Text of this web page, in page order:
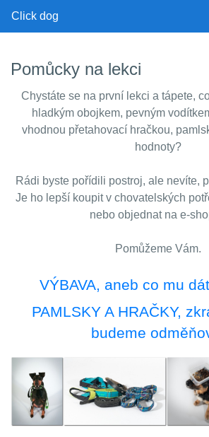
Click dog
Pomůcky na lekci
Chystáte se na první lekci a tápete,
hladkým obojkem, pevným
vhodnou přetahovací hračkou,
hodnoty?
Rádi byste pořídili postroj, ale nevíte,
Je ho lepší koupit v chovatelských
nebo objednat na e-
Pomůžeme Vám.
VÝBAVA, aneb co mu
PAMLSKY A HRAČKY,
budeme